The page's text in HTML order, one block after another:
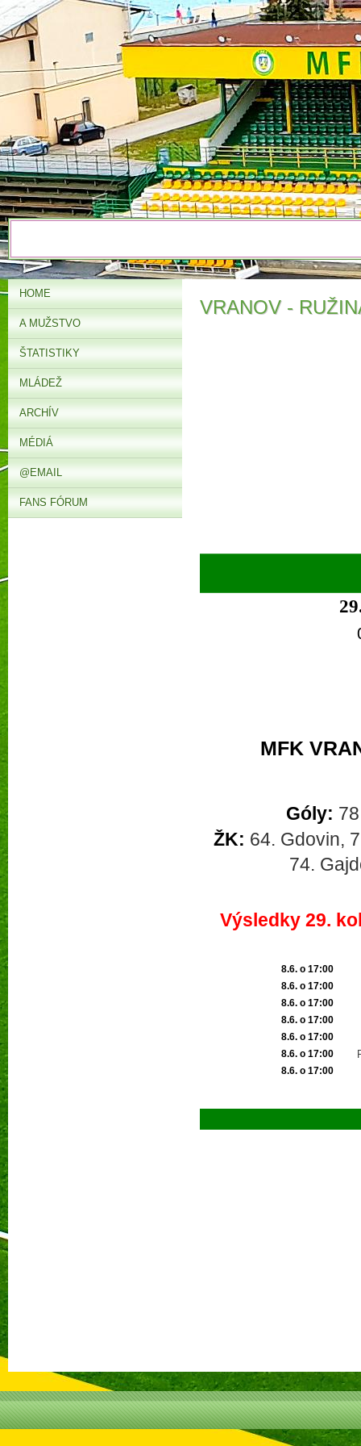
VRANOV -
MFK
Góly:
ŽK: 64. Gdovin,
74.
Výsledky 29.
8.6. o 17:00
8.6. o 17:00
8.6. o 17:00
8.6. o 17:00
8.6. o 17:00
8.6. o 17:00
8.6. o 17:00
HOME
A MUŽSTVO
ŠTATISTIKY
MLÁDEŽ
ARCHÍV
MÉDIÁ
@EMAIL
FANS FÓRUM